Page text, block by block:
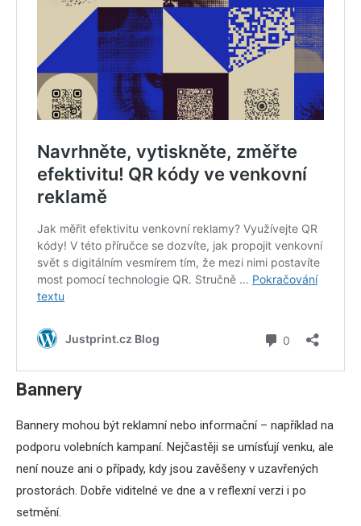
Bannery
Bannery mohou být reklamní nebo informační – například na
podporu volebních kampaní. Nejčastěji se umísťují venku, ale
není nouze ani o případy, kdy jsou zavěšeny v uzavřených
prostorách. Dobře viditelné ve dne a v reflexní verzi i po
setmění.